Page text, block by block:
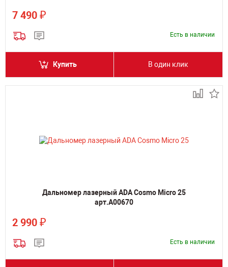
7 490 ₽
Есть в наличии
Купить В один клик
Дальномер лазерный ADA Cosmo Micro 25
арт.А00670
2 990 ₽
Есть в наличии